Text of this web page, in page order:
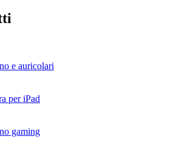
e auricolari
per iPad
gaming